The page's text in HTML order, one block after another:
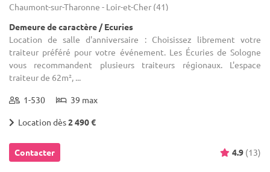
Chaumont-sur-Tharonne - Loir-et-Cher (41)
Demeure de caractère / Ecuries
Location de salle d'anniversaire : Choisissez librement votre
traiteur préféré pour votre événement. Les Écuries de Sologne
vous recommandent plusieurs traiteurs régionaux. L'espace
traiteur de 62m², ...
1-530 39 max
Location dès2 490 €
Contacter 4.9 (13)